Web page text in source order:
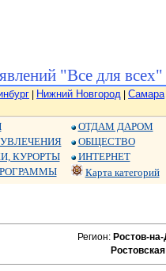
"Все для всех"
Нижний Новгород Самара|
КУРОРТЫ
ОТДАМ ДАРОМ
ОБЩЕСТВО
ИНТЕРНЕТ
Карта категорий
Регион: Ростов-